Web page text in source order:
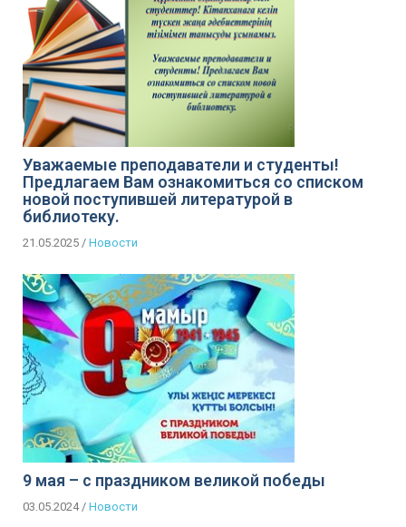
Уважаемые преподаватели и студенты!
Предлагаем Вам ознакомиться со списком
новой поступившей литературой в
библиотеку.
21.05.2025 / Новости
9 мая – с праздником великой победы
03.05.2024/ Новости